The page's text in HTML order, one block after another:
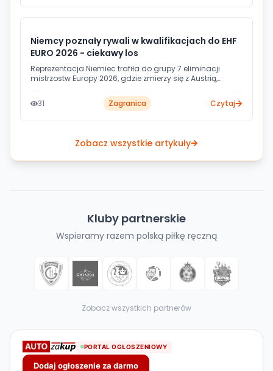
Niemcy poznały rywali w kwalifikacjach do EHF
EURO 2026 - ciekawy los
Reprezentacja Niemiec trafiła do grupy 7 eliminacji
mistrzostw Europy 2026, gdzie zmierzy się z Austrią,
listopad 2024 roku, a ostatnia kolejka odbędzie się 11
maja 2025. O awans na turniej powalczy łącznie 32
31 Zagranica Czytaj
Zobacz wszystkie artykuły
Kluby partnerskie
Wspieramy razem polską piłkę ręczną
Zobacz wszystkich partnerów